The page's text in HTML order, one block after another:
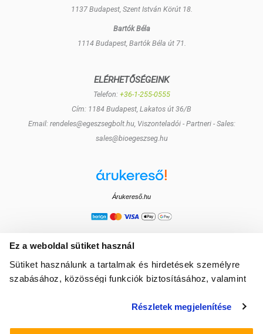
Ez a weboldal sütiket használ
Sütiket használunk a tartalmak és hirdetések személyre
szabásához, közösségi funkciók biztosításához, valamint
média-, hirdető- és elemező partnereinkkel megosztjuk az
Részletek megjelenítése
1137 Budapest, Szent István Körút 18.
Bartók Béla
1114 Budapest, Bartók Béla út 71.
ELÉRHETŐSÉGEINK
Telefon: +36-1-255-0555
Cím: 1184 Budapest, Lakatos út 36/B
Email: rendeles@egeszsegbolt.hu, Viszonteladói - Partneri - Sales:
sales@bioegeszseg.hu
Árukereső.hu